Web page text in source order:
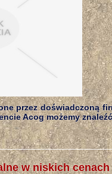
przez doświadczoną
Acog możemy
w niskich cenach